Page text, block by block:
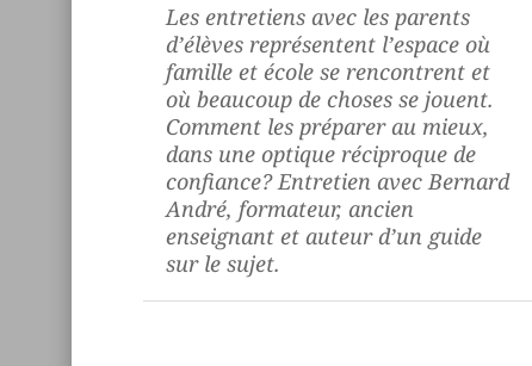
Les entretiens avec les parents
d’élèves représentent l’espace où
famille et école se rencontrent et
où beaucoup de choses se jouent.
Comment les préparer au mieux,
dans une optique réciproque de
confiance? Entretien avec Bernard
André, formateur, ancien
enseignant et auteur d’un guide
sur le sujet.